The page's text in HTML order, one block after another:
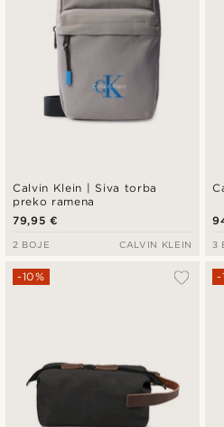
Calvin Klein | Siva torba
preko ramena
79,95 €
2 BOJE CALVIN KLEIN 3
-10% -